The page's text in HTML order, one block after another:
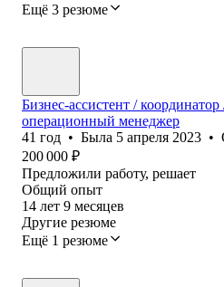
Ещё 3 резюме
Бизнес-ассистент /
операционный менеджер
41 год • Была 5 апреля 2023 •
200 000 ₽
Предложили работу, решает
Общий опыт
14 лет 9 месяцев
Другие резюме
Ещё 1 резюме